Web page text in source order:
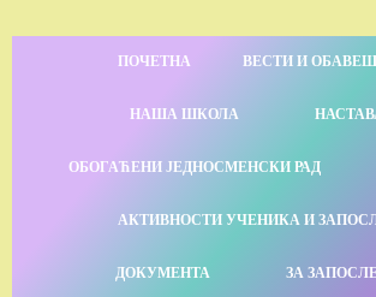
ПОЧЕТНА ВЕСТИ И
НАША ШКОЛА
ОБОГАЋЕНИ ЈЕДНОСМЕНСКИ РАД
АКТИВНОСТИ УЧЕНИКА И
ДОКУМЕНТА ЗА